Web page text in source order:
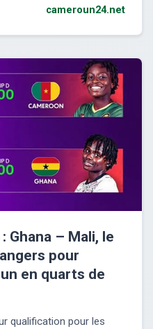
cameroun24.net
Ghana – Mali, le
pour
en quarts de
qualification pour les